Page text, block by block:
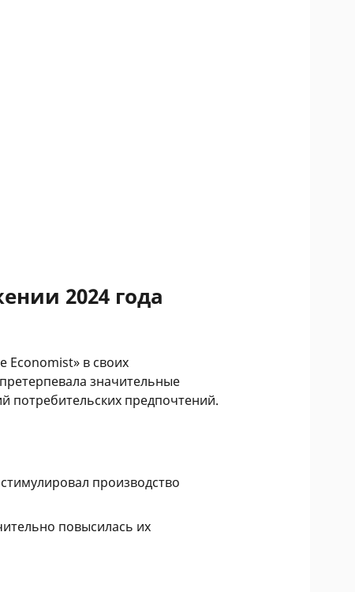
2024 года
Economist» в своих
значительные
потребительских предпочтений.
производство
повысилась их